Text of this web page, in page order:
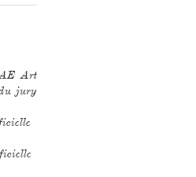
Art
jury